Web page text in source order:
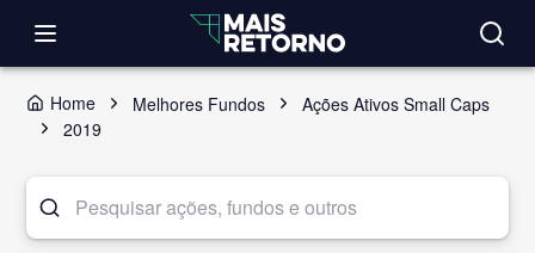
Home Melhores Fundos
Ações Ativos Small Caps
2019